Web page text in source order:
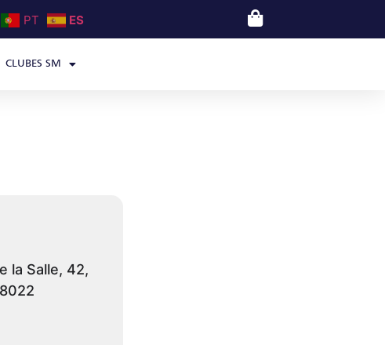
PT ES
CLUBES SM
la Salle, 42,